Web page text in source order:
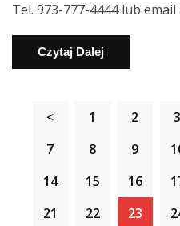
Tel. 973-777-4444 lub email
Czytaj Dalej
< 1 2 3
7
8 9
14
15 16
21
22 23